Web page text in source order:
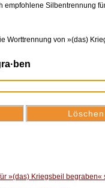
empfohlene Silbentrennung
Worttrennung von »(das)
»(das) Kriegsbeil begraben«